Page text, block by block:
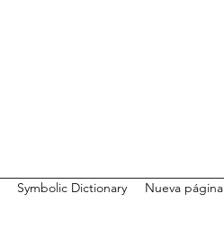
Symbolic Dictionary Nueva página